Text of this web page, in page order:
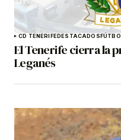
CD TENERIFEDESTACADOS
El Tenerife cierra la
Leganés